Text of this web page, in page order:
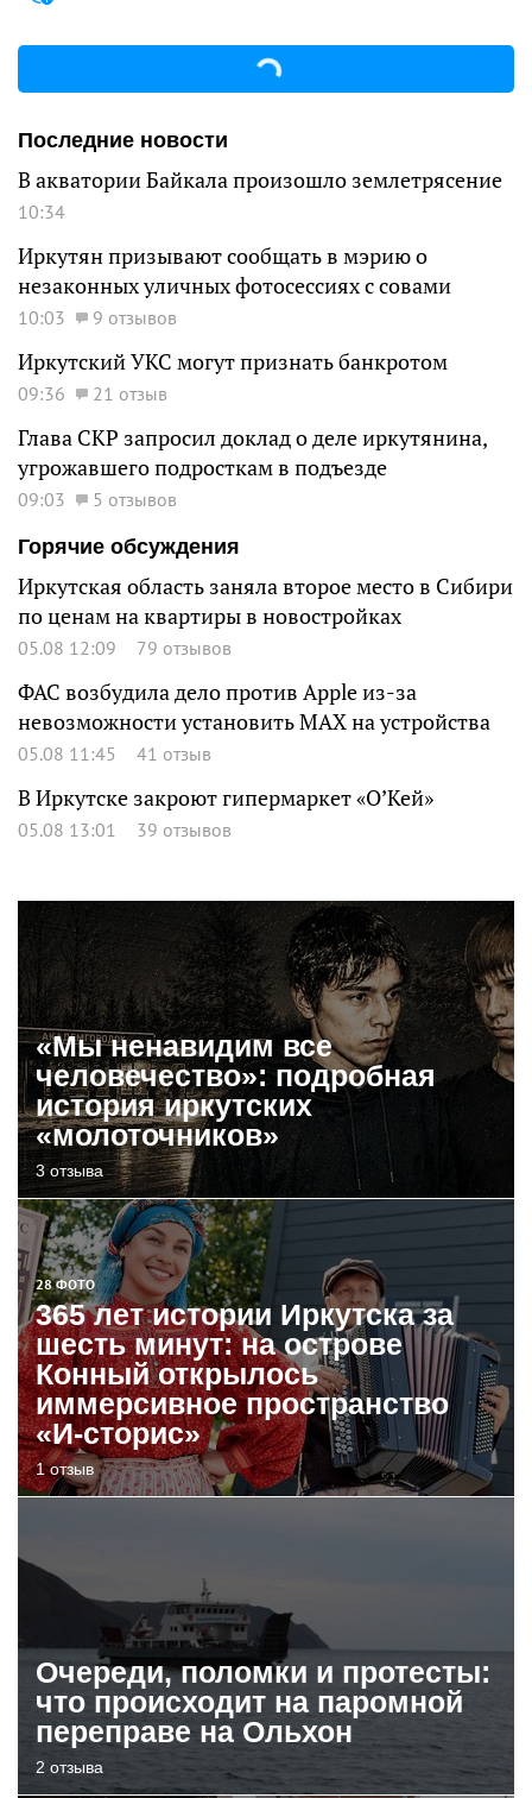
Последние новости
В акватории Байкала произошло землетрясение
10:34
Иркутян призывают сообщать в мэрию о
незаконных уличных фотосессиях с совами
10:03 9 отзывов
Иркутский УКС могут признать банкротом
09:36 21 отзыв
Глава СКР запросил доклад о деле иркутянина,
угрожавшего подросткам в подъезде
09:03
5 отзывов
Горячие обсуждения
Иркутская область заняла второе место в Сибири
по ценам на квартиры в новостройках
05.08 12:09 79 отзывов
ФАС возбудила дело против Apple из-за
невозможности установить MAX на устройства
05.08 11:45 41 отзыв
В Иркутске закроют гипермаркет «О’Кей»
05.08 13:01 39 отзывов
«Мы ненавидим все
человечество»: подробная
история иркутских
«молоточников»
3 отзыва
28 ФОТО
365 лет истории Иркутска за
шесть минут: на острове
Конный открылось
иммерсивное пространство
«И-сторис»
1 отзыв
Очереди, поломки и протесты:
что происходит на паромной
переправе на Ольхон
2 отзыва